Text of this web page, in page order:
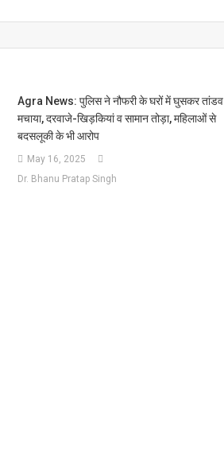
Agra News: पुलिस ने नौफरी के घरों में घुसकर तांडव
मचाया, दरवाजे-खिड़कियां व सामान तोड़ा, महिलाओं से
बदसलूकी के भी आरोप
May 16, 2025
Dr. Bhanu Pratap Singh